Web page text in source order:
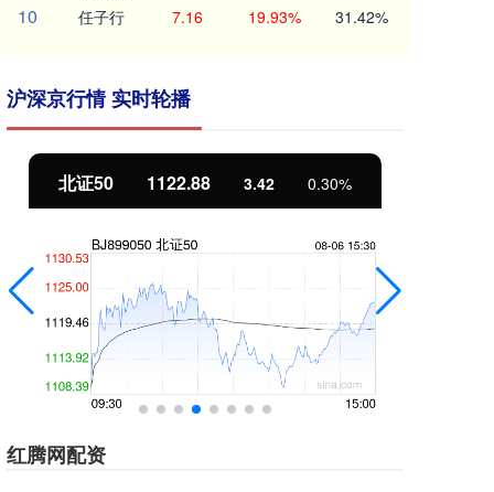
10 任子行 7.16 19.93% 31.42%
沪深京行情 实时轮播
北证50 1122.88 3.42 0.30%
红腾网配资